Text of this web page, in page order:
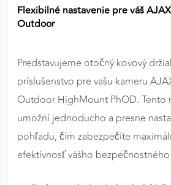
Flexibilné nastavenie pre váš
Outdoor
Predstavujeme otočný kovový
príslušenstvo pre vašu kameru
Outdoor HighMount PhOD. Tento
umožní jednoducho a presne
pohľadu, čím zabezpečíte
efektívnosť vášho
výkon a funkčnosť našich
Poskytovateľ:
MARKETINGOVÉ
Marketingové cookies sa
stránkami. Umožňujú nám a